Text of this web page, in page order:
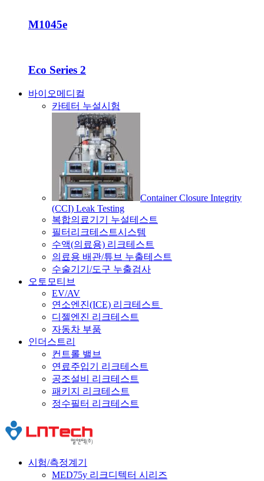
M1045e
Eco Series 2
바이오메디컬
카테터 누설시험
Container Closure Integrity
(CCI) Leak Testing
복합의료기기 누설테스트
필터리크테스트시스템
수액(의료용) 리크테스트
의료용 배관/튜브 누출테스트
수술기기/도구 누출검사
오토모티브
EV/AV
연소엔진(ICE) 리크테스트
디젤엔진 리크테스트
자동차 부품
인더스트리
컨트롤 밸브
연료주입기 리크테스트
공조설비 리크테스트
패키지 리크테스트
정수필터 리크테스트
시험/측정계기
MED75y 리크디텍터 시리즈